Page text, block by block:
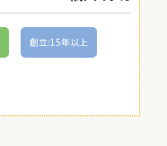
創立:15年以上